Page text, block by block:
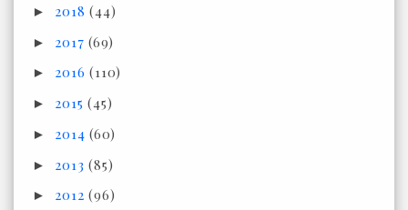
► 2018(44)
► 2017(69)
► 2016(110)
► 2015(45)
► 2014(60)
► 2013(85)
► 2012(96)